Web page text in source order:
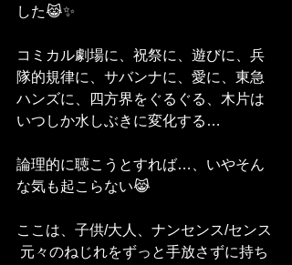
した😹✨
コミカル劇場に、祝祭に、遊びに、兵
隊的規律に、サバンナに、愛に、東急
ハンズに、四方界をぐるぐる、木片は
いつしか水しぶきに変化する…
論理的に聴こうとすれば…、いやそん
な気も起こらない😹
ここは、子供/大人、ナンセンス/センス
元々のねじれをずっと手放さずに持ち